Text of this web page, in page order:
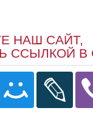
НАШ САЙТ,
ССЫЛКОЙ В